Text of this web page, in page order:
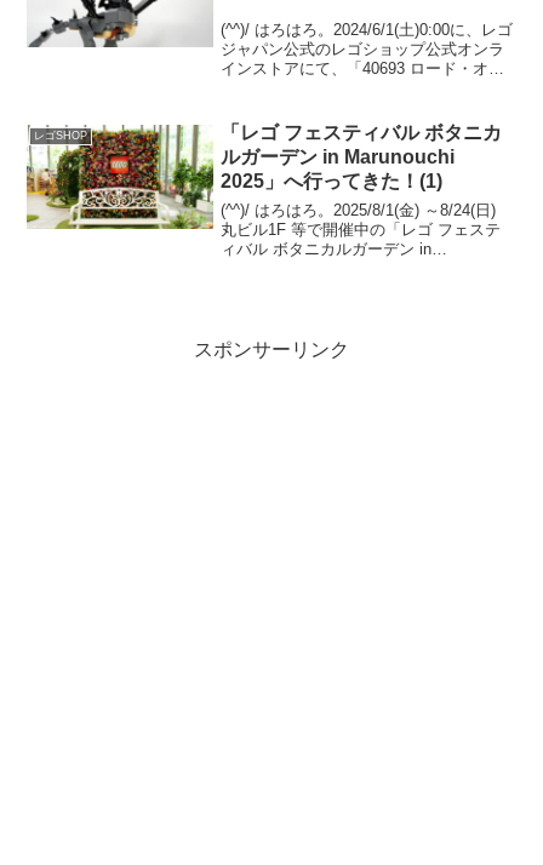
(^^)/ はろはろ。2024/6/1(土)0:00に、レゴ
ジャパン公式のレゴショップ公式オンラ
インストアにて、「40693 ロード・オ
売される「10333 ...
レゴSHOP
「レゴ フェスティバル ボタニカ
ルガーデン in Marunouchi
2025」へ行ってきた！(1)
(^^)/ はろはろ。2025/8/1(金) ～8/24(日)
丸ビル1F 等で開催中の「レゴ フェステ
ィバル ボタニカルガーデン in
スポンサーリンク